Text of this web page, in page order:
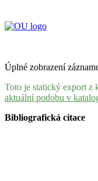
Úplné zobrazení
Toto je statický export z
aktuální podobu v
Bibliografická citace